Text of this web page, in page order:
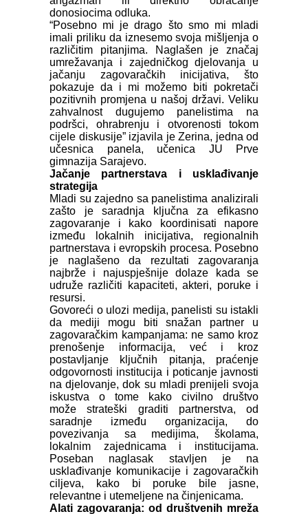
donosiocima odluka.
“Posebno mi je drago što smo mi mladi
imali priliku da iznesemo svoja mišljenja o
različitim pitanjima. Naglašen je značaj
umrežavanja i zajedničkog djelovanja u
jačanju zagovaračkih inicijativa, što
pokazuje da i mi možemo biti pokretači
pozitivnih promjena u našoj državi. Veliku
zahvalnost dugujemo panelistima na
podršci, ohrabrenju i otvorenosti tokom
cijele diskusije” izjavila je Zerina, jedna od
učesnica panela, učenica JU Prve
gimnazija Sarajevo.
Jačanje partnerstava i usklađivanje
strategija
Mladi su zajedno sa panelistima analizirali
zašto je saradnja ključna za efikasno
zagovaranje i kako koordinisati napore
između lokalnih inicijativa, regionalnih
partnerstava i evropskih procesa. Posebno
je naglašeno da rezultati zagovaranja
najbrže i najuspješnije dolaze kada se
udruže različiti kapaciteti, akteri, poruke i
resursi.
Govoreći o ulozi medija, panelisti su istakli
da mediji mogu biti snažan partner u
zagovaračkim kampanjama: ne samo kroz
prenošenje informacija, već i kroz
postavljanje ključnih pitanja, praćenje
odgovornosti institucija i poticanje javnosti
na djelovanje, dok su mladi prenijeli svoja
iskustva o tome kako civilno društvo
može strateški graditi partnerstva, od
saradnje između organizacija, do
povezivanja sa medijima, školama,
lokalnim zajednicama i institucijama.
Poseban naglasak stavljen je na
usklađivanje komunikacije i zagovaračkih
ciljeva, kako bi poruke bile jasne,
relevantne i utemeljene na činjenicama.
Alati zagovaranja: od društvenih mreža